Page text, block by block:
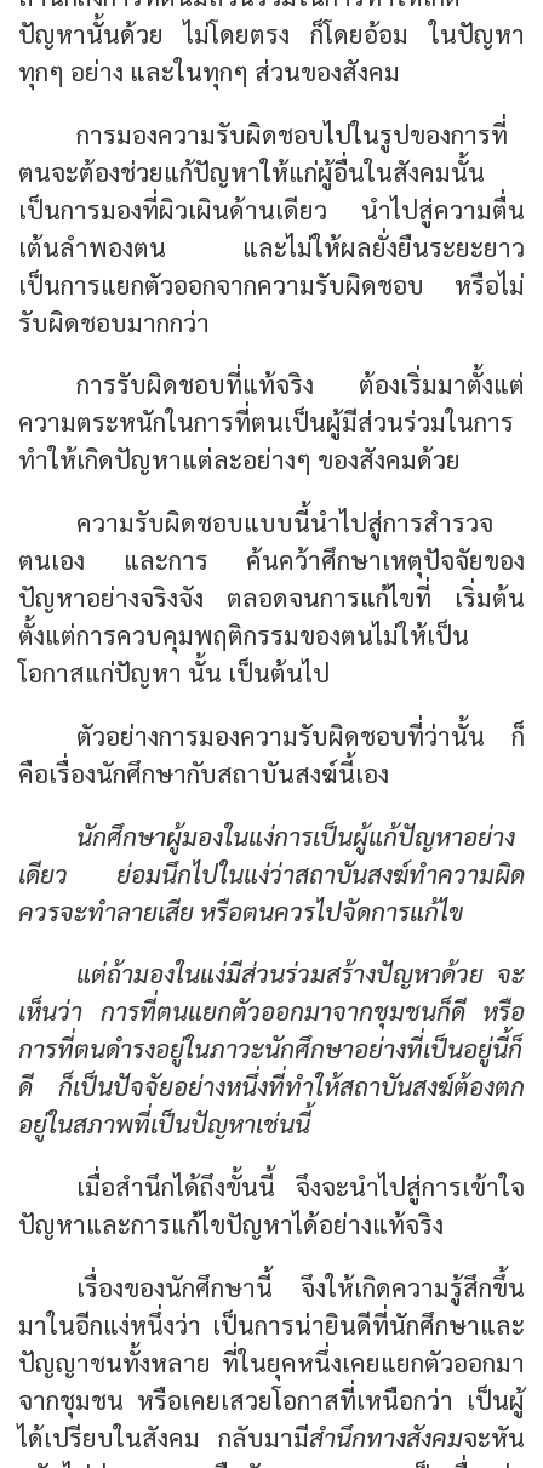
ปัญหานั้นด้วย ไม่โดยตรง ก็โดยอ้อม ในปัญหา
ทุกๆ อย่าง และในทุกๆ ส่วนของสังคม
การมองความรับผิดชอบไปในรูปของการที่
ตนจะต้องช่วยแก้ปัญหาให้แก่ผู้อื่นในสังคมนั้น
เป็นการมองที่ผิวเผินด้านเดียว นำไปสู่ความตื่น
เต้นลำพองตน และไม่ให้ผลยั่งยืนระยะยาว
เป็นการแยกตัวออกจากความรับผิดชอบ หรือไม่
รับผิดชอบมากกว่า
การรับผิดชอบที่แท้จริง ต้องเริ่มมาตั้งแต่
ความตระหนักในการที่ตนเป็นผู้มีส่วนร่วมในการ
ทำให้เกิดปัญหาแต่ละอย่างๆ ของสังคมด้วย
ความรับผิดชอบแบบนี้นำไปสู่การสำรวจ
ตนเอง และการ ค้นคว้าศึกษาเหตุปัจจัยของ
ปัญหาอย่างจริงจัง ตลอดจนการแก้ไขที่ เริ่มต้น
ตั้งแต่การควบคุมพฤติกรรมของตนไม่ให้เป็น
โอกาสแก่ปัญหา นั้น เป็นต้นไป
ตัวอย่างการมองความรับผิดชอบที่ว่านั้น ก็
คือเรื่องนักศึกษากับสถาบันสงฆ์นี้เอง
นักศึกษาผู้มองในแง่การเป็นผู้แก้ปัญหาอย่าง
เดียว ย่อมนึกไปในแง่ว่าสถาบันสงฆ์ทำความผิด
ควรจะทำลายเสีย หรือตนควรไปจัดการแก้ไข
แต่ถ้ามองในแง่มีส่วนร่วมสร้างปัญหาด้วย จะ
เห็นว่า การที่ตนแยกตัวออกมาจากชุมชนก็ดี หรือ
การที่ตนดำรงอยู่ในภาวะนักศึกษาอย่างที่เป็นอยู่นี้ก็
ดี ก็เป็นปัจจัยอย่างหนึ่งที่ทำให้สถาบันสงฆ์ต้องตก
อยู่ในสภาพที่เป็นปัญหาเช่นนี้
เมื่อสำนึกได้ถึงขั้นนี้ จึงจะนำไปสู่การเข้าใจ
ปัญหาและการแก้ไขปัญหาได้อย่างแท้จริง
เรื่องของนักศึกษานี้ จึงให้เกิดความรู้สึกขึ้น
มาในอีกแง่หนึ่งว่า เป็นการน่ายินดีที่นักศึกษาและ
ปัญญาชนทั้งหลาย ที่ในยุคหนึ่งเคยแยกตัวออกมา
จากชุมชน หรือเคยเสวยโอกาสที่เหนือกว่า เป็นผู้
ได้เปรียบในสังคม กลับมามีสำนึกทางสังคมจะหัน